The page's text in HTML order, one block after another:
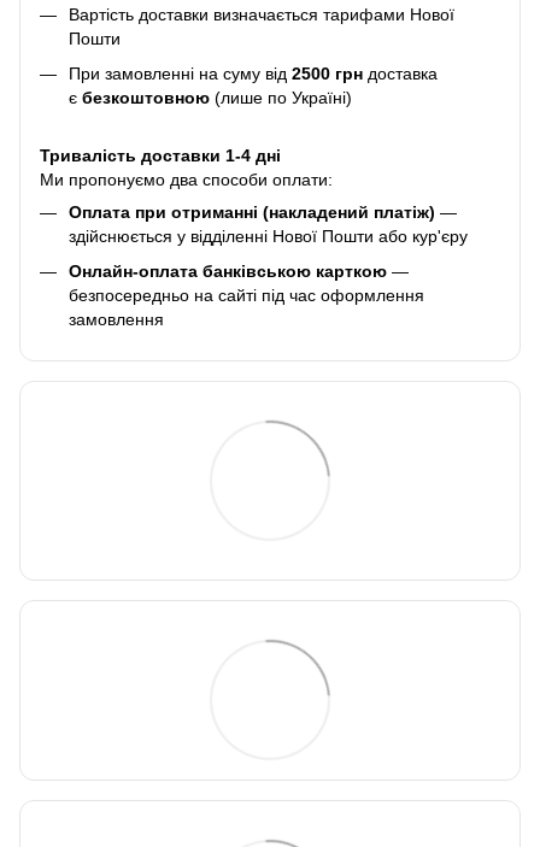
Вартість доставки визначається тарифами Нової
Пошти
При замовленні на суму від 2500 грн доставка
є безкоштовною (лише по Україні)
Тривалість доставки 1-4 дні
Ми пропонуємо два способи оплати:
Оплата при отриманні (накладений платіж) —
здійснюється у відділенні Нової Пошти або кур'єру
Онлайн-оплата банківською карткою —
безпосередньо на сайті під час оформлення
замовлення